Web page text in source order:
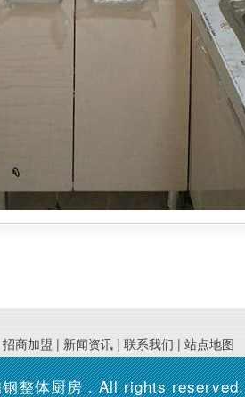
招商加盟 | 新闻资讯 | 联系我们 | 站点地图
整体厨房. All rights reserved.